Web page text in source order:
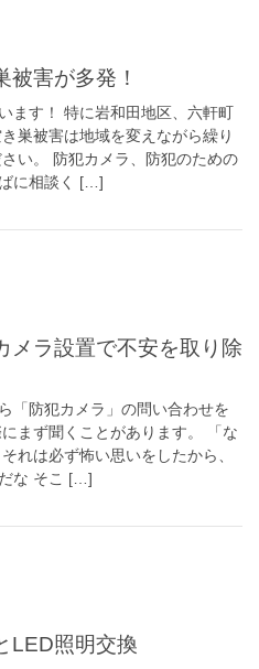
被害が多発！
ます！ 特に岩和田地区、六軒町
巣被害は地域を変えながら繰り
い。 防犯カメラ、防犯のための
に相談く […]
「防犯カメラ」の問い合わせを
まず聞くことがあります。 「な
れは必ず怖い思いをしたから、
な そこ […]
とLED照明交換